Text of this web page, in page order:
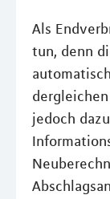
Als
tun, denn
jedoch